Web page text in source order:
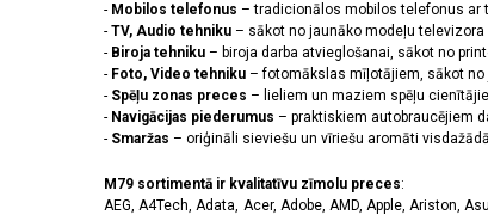
- Mobilos telefonus – tradicionālos mobilos telefonus
- TV, Audio tehniku – sākot no jaunāko modeļu
- Biroja tehniku – biroja darba atvieglošanai, sākot no
- Foto, Video tehniku – fotomākslas mīļotājiem, sākot
- Spēļu zonas preces – lieliem un maziem spēļu
- Navigācijas piederumus – praktiskiem autobraucējiem
- Smaržas – oriģināli sieviešu un vīriešu aromāti
M79 sortimentā ir kvalitatīvu zīmolu preces:
AEG, A4Tech, Adata, Acer, Adobe, AMD, Apple, Ariston,